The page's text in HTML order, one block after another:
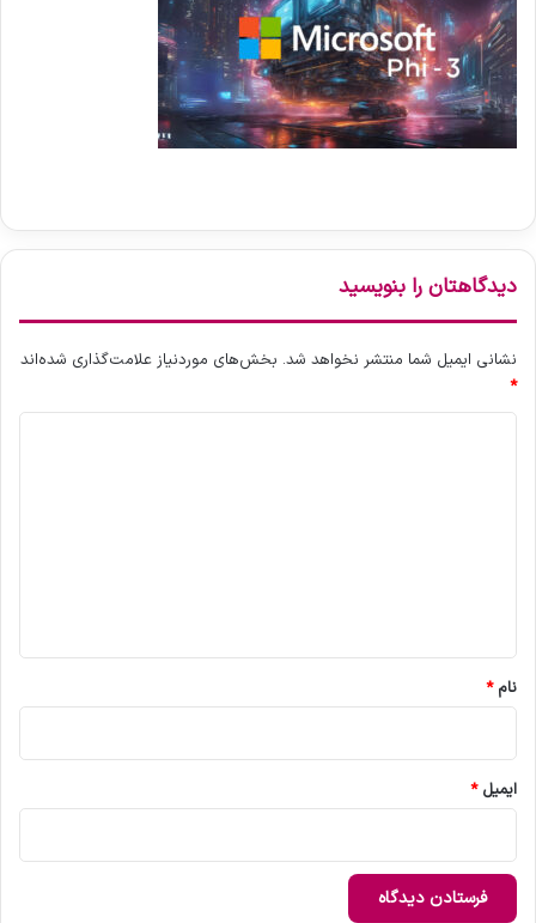
دیدگاهتان را بنویسید
نشانی ایمیل شما منتشر نخواهد شد. بخش‌های موردنیاز علامت‌گذاری شده‌اند
*
نام*
ایمیل*